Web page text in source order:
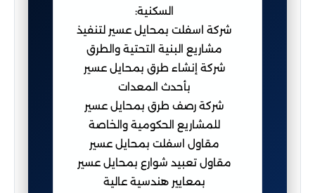
السكنية:
شركة اسفلت بمحايل عسير لتنفيذ
مشاريع البنية التحتية والطرق
شركة إنشاء طرق بمحايل عسير
بأحدث المعدات
شركة رصف طرق بمحايل عسير
للمشاريع الحكومية والخاصة
مقاول اسفلت بمحايل عسير
مقاول تعبيد شوارع بمحايل عسير
بمعايير هندسية عالية